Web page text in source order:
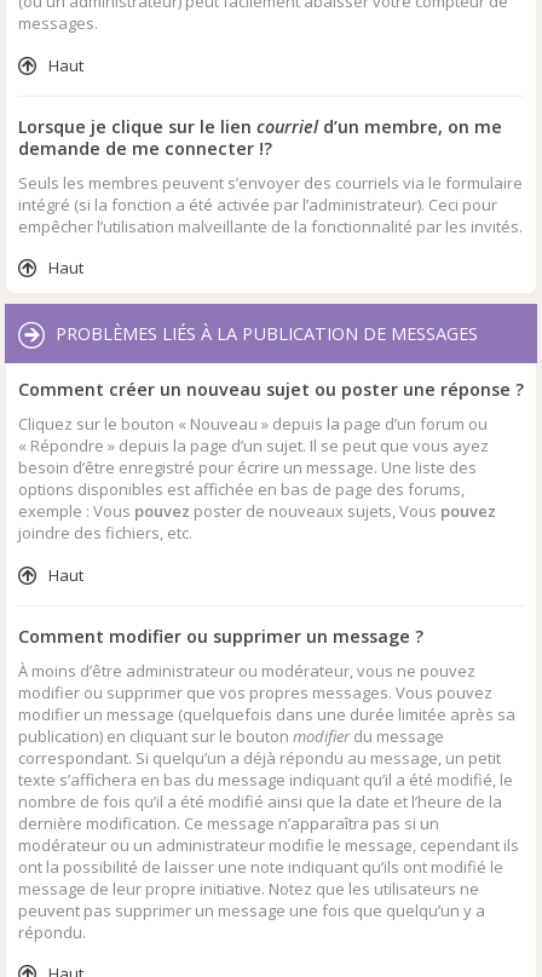
messages.
Haut
Lorsque je clique sur le lien courrield’un membre, on me
demande de me connecter !?
Seuls les membres peuvent s’envoyer des courriels via le formulaire
intégré (si la fonction a été activée par l’administrateur). Ceci pour
empêcher l’utilisation malveillante de la fonctionnalité par les invités.
Haut
PROBLÈMES LIÉS À LA PUBLICATION DE MESSAGES
Comment créer un nouveau sujet ou poster une réponse ?
Cliquez sur le bouton « Nouveau » depuis la page d’un forum ou
« Répondre » depuis la page d’un sujet. Il se peut que vous ayez
besoin d’être enregistré pour écrire un message. Une liste des
options disponibles est affichée en bas de page des forums,
exemple : Vous pouvez poster de nouveaux sujets, Vous pouvez
joindre des fichiers, etc.
Haut
Comment modifier ou supprimer un message ?
À moins d’être administrateur ou modérateur, vous ne pouvez
modifier ou supprimer que vos propres messages. Vous pouvez
modifier un message (quelquefois dans une durée limitée après sa
publication) en cliquant sur le bouton modifierdu message
correspondant. Si quelqu’un a déjà répondu au message, un petit
texte s’affichera en bas du message indiquant qu’il a été modifié, le
nombre de fois qu’il a été modifié ainsi que la date et l’heure de la
dernière modification. Ce message n’apparaîtra pas si un
modérateur ou un administrateur modifie le message, cependant ils
ont la possibilité de laisser une note indiquant qu’ils ont modifié le
message de leur propre initiative. Notez que les utilisateurs ne
peuvent pas supprimer un message une fois que quelqu’un y a
répondu.